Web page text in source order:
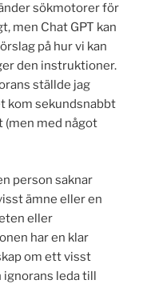
sökmotorer för
men Chat GPT kan
på hur vi kan
den instruktioner.
ställde jag
kom sekundsnabbt
(men med något
person saknar
ämne eller en
eller
har en klar
om ett visst
ignorans leda till